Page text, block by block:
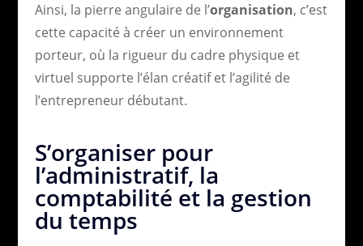
Ainsi, la pierre angulaire de l’organisation, c’est
cette capacité à créer un environnement
porteur, où la rigueur du cadre physique et
virtuel supporte l’élan créatif et l’agilité de
l’entrepreneur débutant.
S’organiser pour
l’administratif, la
comptabilité et la gestion
du temps